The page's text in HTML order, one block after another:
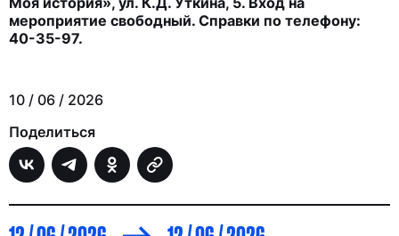
мероприятие свободный. Справки по телефону:
40-35-97.
10 / 06 / 2026
Поделиться